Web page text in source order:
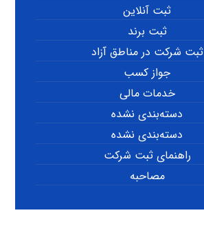
ثبت آنلاین
ثبت برند
ثبت شرکت در مناطق آزاد
جواز کسب
خدمات مالی
دسته‌بندی نشده
دسته‌بندی نشده
راهنمای ثبت شرکت
مصاحبه